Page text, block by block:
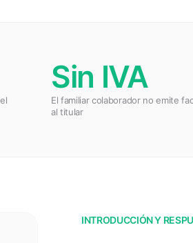
Sin IVA
El familiar colaborador no emite
al titular
INTRODUCCIÓN Y